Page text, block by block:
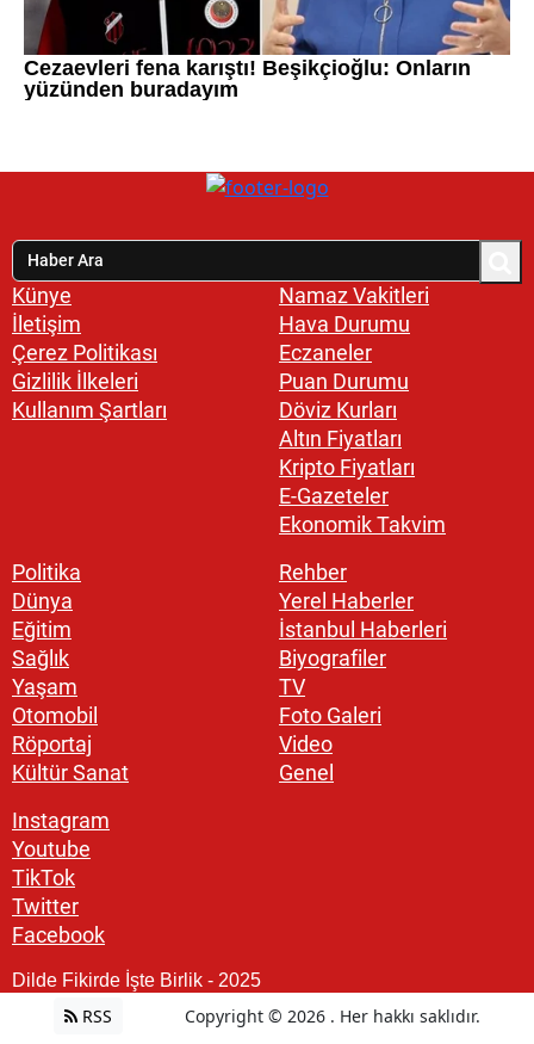
Künye
İletişim
Çerez Politikası
Gizlilik İlkeleri
Kullanım Şartları
Namaz Vakitleri
Hava Durumu
Eczaneler
Puan Durumu
Döviz Kurları
Altın Fiyatları
Kripto Fiyatları
E-Gazeteler
Ekonomik Takvim
Politika
Dünya
Eğitim
Sağlık
Yaşam
Otomobil
Röportaj
Kültür Sanat
Rehber
Yerel Haberler
İstanbul Haberleri
Biyografiler
TV
Foto Galeri
Video
Genel
Instagram
Youtube
TikTok
Twitter
Facebook
Dilde Fikirde İşte Birlik - 2025
RSS Copyright © 2026 . Her hakkı saklıdır.